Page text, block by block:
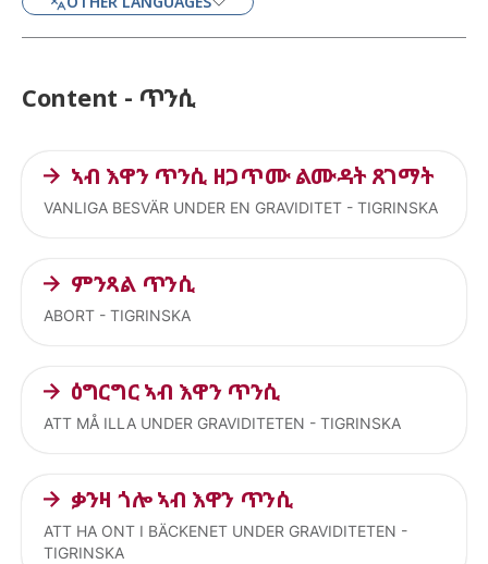
Content - ጥንሲ
ኣብ እዋን ጥንሲ ዘጋጥሙ ልሙዳት ጸገማት
VANLIGA BESVÄR UNDER EN GRAVIDITET - TIGRINSKA
ምንጻል ጥንሲ
ABORT - TIGRINSKA
ዕግርግር ኣብ እዋን ጥንሲ
ATT MÅ ILLA UNDER GRAVIDITETEN - TIGRINSKA
ቃንዛ ጎሎ ኣብ እዋን ጥንሲ
ATT HA ONT I BÄCKENET UNDER GRAVIDITETEN -
TIGRINSKA